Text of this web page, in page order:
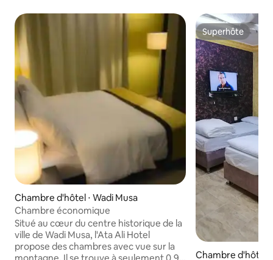
Chambre d'hôtel ⋅ Wadi Musa
Chambre économique
Situé au cœur du centre historique de la
ville de Wadi Musa, l'Ata Ali Hotel
propose des chambres avec vue sur la
Superhôte
Superhôte
Chambre d'hôtel